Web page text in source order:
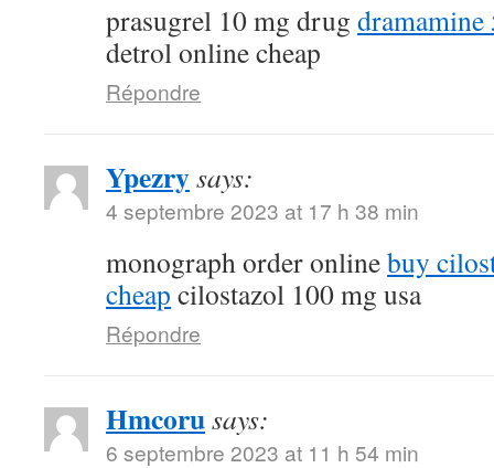
prasugrel 10 mg drug dramamine
detrol online cheap
Répondre
Ypezrysays:
4 septembre 2023 at 17 h 38 min
monograph order onlinebuy
cheap cilostazol 100 mg usa
Répondre
Hmcorusays:
6 septembre 2023 at 11 h 54 min